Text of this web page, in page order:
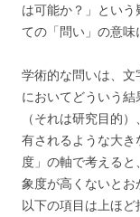
は可能か？」とい
ての「問い」の意味
学術的な問いは、
においてどういう結
（それは研究目的
有されるような大
度」の軸で考える
象度が高くないとお
以下の項目は上ほ